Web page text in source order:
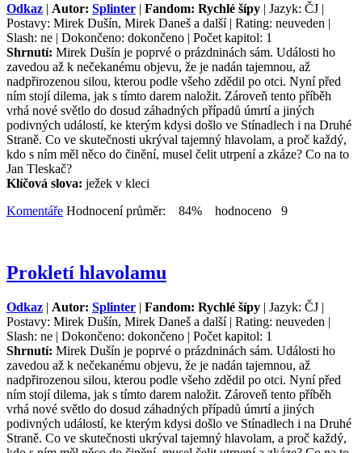
Odkaz | Autor: Splinter | Fandom: Rychlé šípy | Jazyk: ČJ |
Postavy: Mirek Dušín, Mirek Daneš a další | Rating: neuveden |
Slash: ne | Dokončeno: dokončeno | Počet kapitol: 1
Shrnutí: Mirek Dušín je poprvé o prázdninách sám. Události ho
zavedou až k nečekanému objevu, že je nadán tajemnou, až
nadpřirozenou silou, kterou podle všeho zdědil po otci. Nyní před
ním stojí dilema, jak s tímto darem naložit. Zároveň tento příběh
vrhá nové světlo do dosud záhadných případů úmrtí a jiných
podivných událostí, ke kterým kdysi došlo ve Stínadlech i na Druhé
Straně. Co ve skutečnosti ukrýval tajemný hlavolam, a proč každý,
kdo s ním měl něco do činění, musel čelit utrpení a zkáze? Co na to
Jan Tleskač?
Klíčová slova: ježek v kleci
Komentáře Hodnocení průměr: 84% hodnoceno 9
Prokletí hlavolamu
Odkaz | Autor: Splinter | Fandom: Rychlé šípy | Jazyk: ČJ |
Postavy: Mirek Dušín, Mirek Daneš a další | Rating: neuveden |
Slash: ne | Dokončeno: dokončeno | Počet kapitol: 1
Shrnutí: Mirek Dušín je poprvé o prázdninách sám. Události ho
zavedou až k nečekanému objevu, že je nadán tajemnou, až
nadpřirozenou silou, kterou podle všeho zdědil po otci. Nyní před
ním stojí dilema, jak s tímto darem naložit. Zároveň tento příběh
vrhá nové světlo do dosud záhadných případů úmrtí a jiných
podivných událostí, ke kterým kdysi došlo ve Stínadlech i na Druhé
Straně. Co ve skutečnosti ukrýval tajemný hlavolam, a proč každý,